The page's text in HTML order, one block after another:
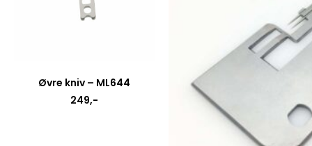
Øvre kniv – ML644
249,-